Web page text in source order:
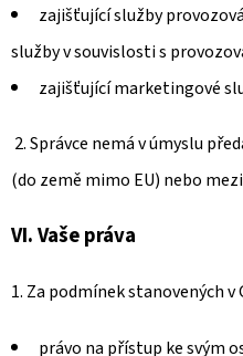
zajišťující služby
služby v souvislosti s
zajišťující marketingové
2. Správce nemá v úmyslu
(do země mimo EU) nebo
VI.Vaše práva
1. Za podmínek stanovených v
právo na přístup ke svým